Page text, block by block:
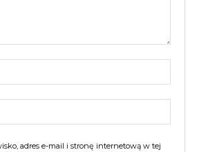
adres e-mail i stronę internetową w tej